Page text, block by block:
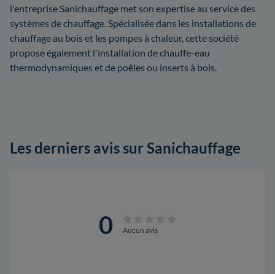
l'entreprise Sanichauffage met son expertise au service des
systèmes de chauffage. Spécialisée dans les installations de
chauffage au bois et les pompes à chaleur, cette société
propose également l'installation de chauffe-eau
thermodynamiques et de poêles ou inserts à bois.
Les derniers avis sur Sanichauffage
0 Aucun avis